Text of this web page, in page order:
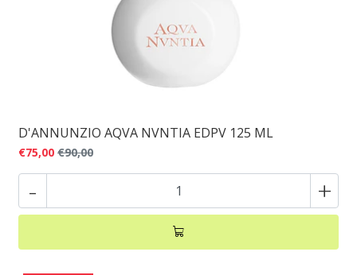
D'ANNUNZIO AQVA NVNTIA EDPV 125 ML
€75,00 €90,00
- +